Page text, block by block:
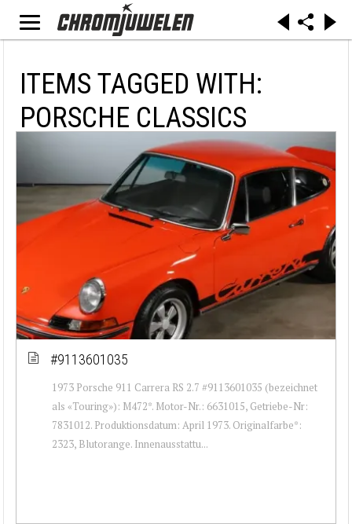
ITEMS TAGGED WITH:
PORSCHE CLASSICS
#9113601035
1973 Porsche 911 Carrera RS 2.7 #9113601035 (bezeichnet
als «Touring»): M472*. Motor-Nr.: 6631015, Getriebe-Nr:
7831012. Produktionsdatum: April 1973. Originalfarbe*:
2323, Blutorange. Innenausstattu...